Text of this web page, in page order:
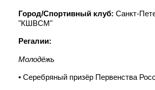
Город/Спортивный клуб: Санкт-
"КШВСМ"
Регалии:
Молодёжь
• Серебряный призёр Первенства